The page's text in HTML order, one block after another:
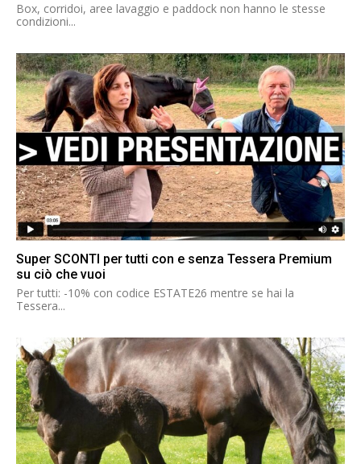
Box, corridoi, aree lavaggio e paddock non hanno le stesse
condizioni...
Super SCONTI per tutti con e senza Tessera Premium
su ciò che vuoi
Per tutti: -10% con codice ESTATE26 mentre se hai la
Tessera...